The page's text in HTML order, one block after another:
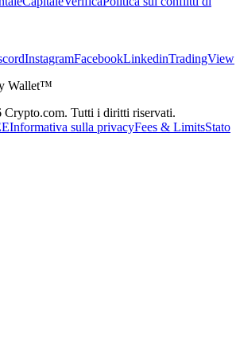
InstagramFacebookLinkedinTradingView
Wallet™
Tutti i diritti riservati.
Informativa sulla privacyFees & LimitsStato